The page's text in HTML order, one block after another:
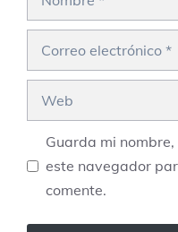
Guarda mi
este navegador
comente.